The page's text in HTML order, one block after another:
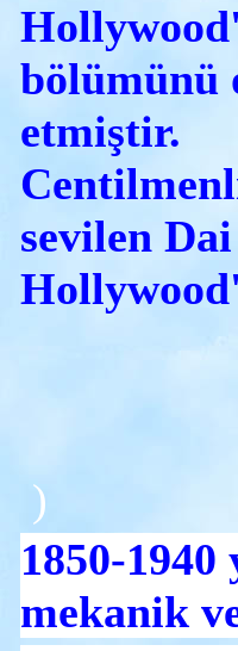
bölümünü
etmiştir.
sevilen
)
1850-1940
mekanik